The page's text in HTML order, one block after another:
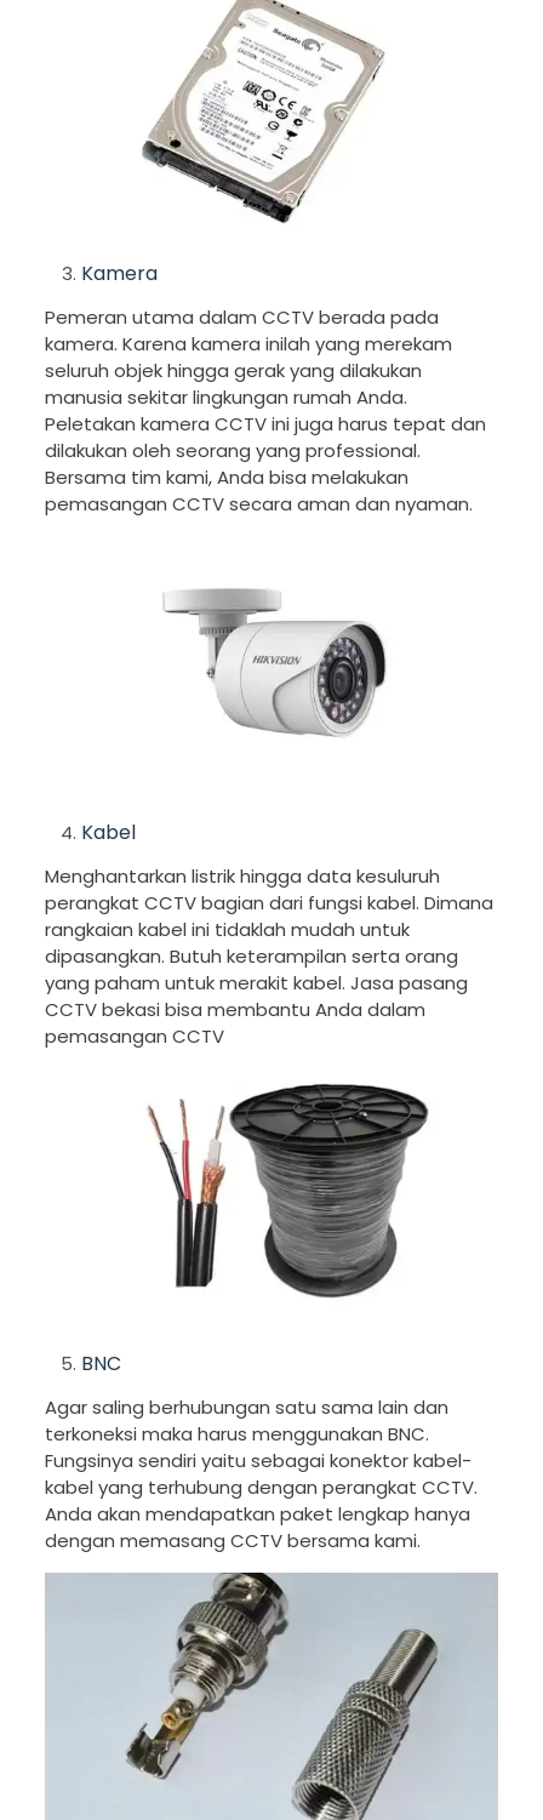
Kamera
Pemeran utama dalam CCTV berada pada
kamera. Karena kamera inilah yang merekam
seluruh objek hingga gerak yang dilakukan
manusia sekitar lingkungan rumah Anda.
Peletakan kamera CCTV ini juga harus tepat dan
dilakukan oleh seorang yang professional.
Bersama tim kami, Anda bisa melakukan
pemasangan CCTV secara aman dan nyaman.
Kabel
Menghantarkan listrik hingga data kesuluruh
perangkat CCTV bagian dari fungsi kabel. Dimana
rangkaian kabel ini tidaklah mudah untuk
dipasangkan. Butuh keterampilan serta orang
yang paham untuk merakit kabel. Jasa pasang
CCTV bekasi bisa membantu Anda dalam
pemasangan CCTV
BNC
Agar saling berhubungan satu sama lain dan
terkoneksi maka harus menggunakan BNC.
Fungsinya sendiri yaitu sebagai konektor kabel-
kabel yang terhubung dengan perangkat CCTV.
Anda akan mendapatkan paket lengkap hanya
dengan memasang CCTV bersama kami.